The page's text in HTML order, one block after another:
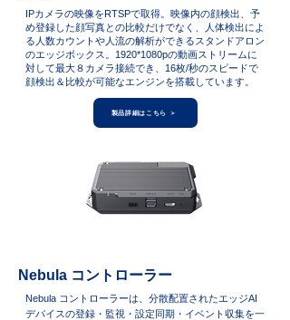
IPカメラの映像をRTSPで取得。映像内の顔検出、予
め登録した顔写真との比較だけでなく、人体検出によ
る人数カウントや人流の解析ができるスタンドアロン
のエッジボックス。1920*1080pの動画ストリームに
対して最大８カメラ接続でき、16枚/秒のスピードで
顔検出＆比較が可能なエンジンを搭載しています。
製品詳細はこちら ＞
Nebula コントローラー
Nebula コントローラーは、分散配置されたエッジAI
デバイスの登録・監視・設定同期・イベント収集を一